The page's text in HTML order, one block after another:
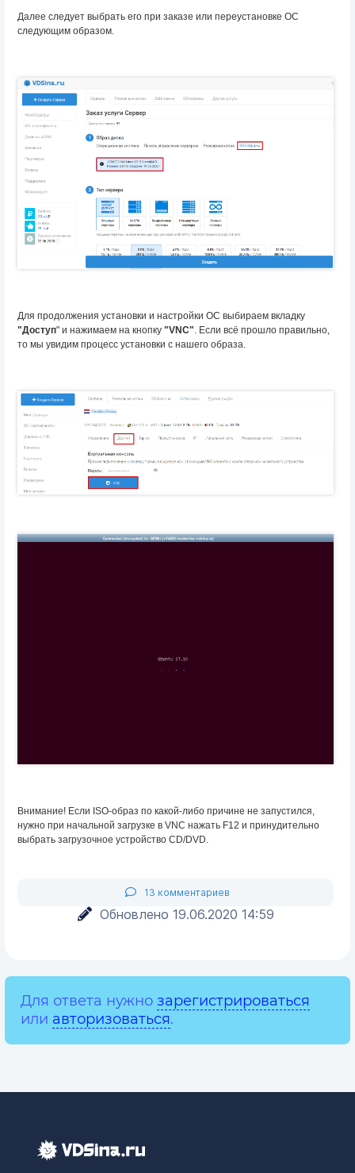
Далее следует выбрать его при заказе или переустановке ОС
следующим образом.
Для продолжения установки и настройки ОС выбираем вкладку
"Доступ" и нажимаем на кнопку "VNC". Если всё прошло правильно,
то мы увидим процесс установки с нашего образа.
Внимание! Если ISO-образ по какой-либо причине не запустился,
нужно при начальной загрузке в VNC нажать F12 и принудительно
выбрать загрузочное устройство CD/DVD.
13 комментариев
Обновлено 19.06.2020 14:59
Для ответа нужно зарегистрироваться
или авторизоваться.